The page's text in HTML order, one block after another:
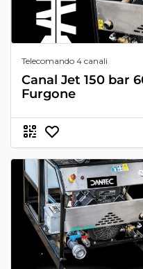
Telecomando 4 canali
Canal Jet 150 bar
Furgone